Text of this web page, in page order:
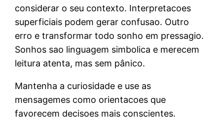
considerar o seu contexto. Interpretacoes
superficiais podem gerar confusao. Outro
erro e transformar todo sonho em pressagio.
Sonhos sao linguagem simbolica e merecem
leitura atenta, mas sem pânico.
Mantenha a curiosidade e use as
mensagemes como orientacoes que
favorecem decisoes mais conscientes.